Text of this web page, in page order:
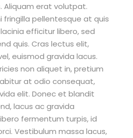
Aliquam erat volutpat.
fringilla pellentesque at quis
efficitur libero, sed
quis. Cras lectus elit,
euismod gravida lacus.
non aliquet in, pretium
at odio consequat,
elit. Donec et blandit
lacus ac gravida
fermentum turpis, id
Vestibulum massa lacus,